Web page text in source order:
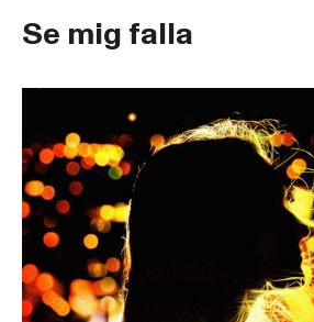
Se mig falla